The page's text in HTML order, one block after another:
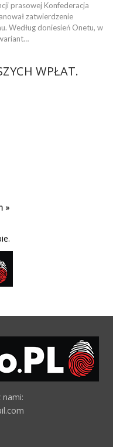
prasowej Konfederacja
zatwierdzenie
Według doniesień Onetu, w
WPŁAT.
»
nami: